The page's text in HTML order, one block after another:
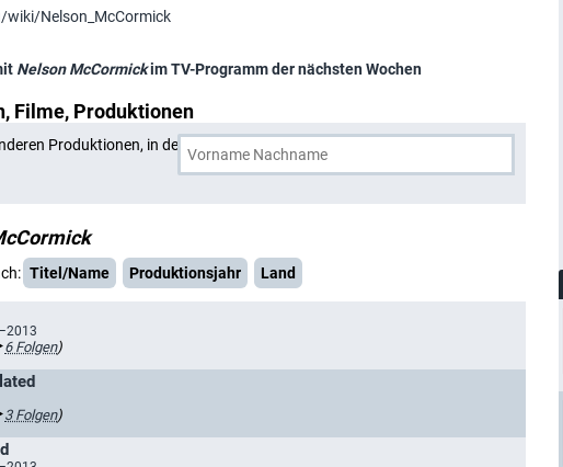
Nelson_McCormick
Nelson McCormickim TV-Programm der nächsten Wochen
Filme, Produktionen
Produktionen, in denen Nelson McCormick
Titel/Name Produktionsjahr Land
6 Folgen)
3 Folgen)